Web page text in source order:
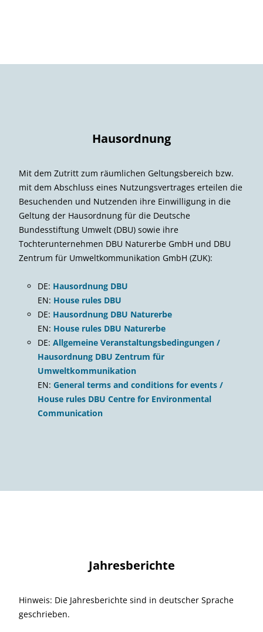
Hausordnung
Mit dem Zutritt zum räumlichen Geltungsbereich bzw.
mit dem Abschluss eines Nutzungsvertrages erteilen die
Besuchenden und Nutzenden ihre Einwilligung in die
Geltung der Hausordnung für die Deutsche
Bundesstiftung Umwelt (DBU) sowie ihre
Tochterunternehmen DBU Naturerbe GmbH und DBU
Zentrum für Umweltkommunikation GmbH (ZUK):
DE: Hausordnung DBU
EN: House rules DBU
DE: Hausordnung DBU Naturerbe
EN: House rules DBU Naturerbe
DE: Allgemeine Veranstaltungsbedingungen /
Hausordnung DBU Zentrum für
Umweltkommunikation
EN: General terms and conditions for events /
House rules DBU Centre for Environmental
Communication
Jahresberichte
Hinweis: Die Jahresberichte sind in deutscher Sprache
geschrieben.